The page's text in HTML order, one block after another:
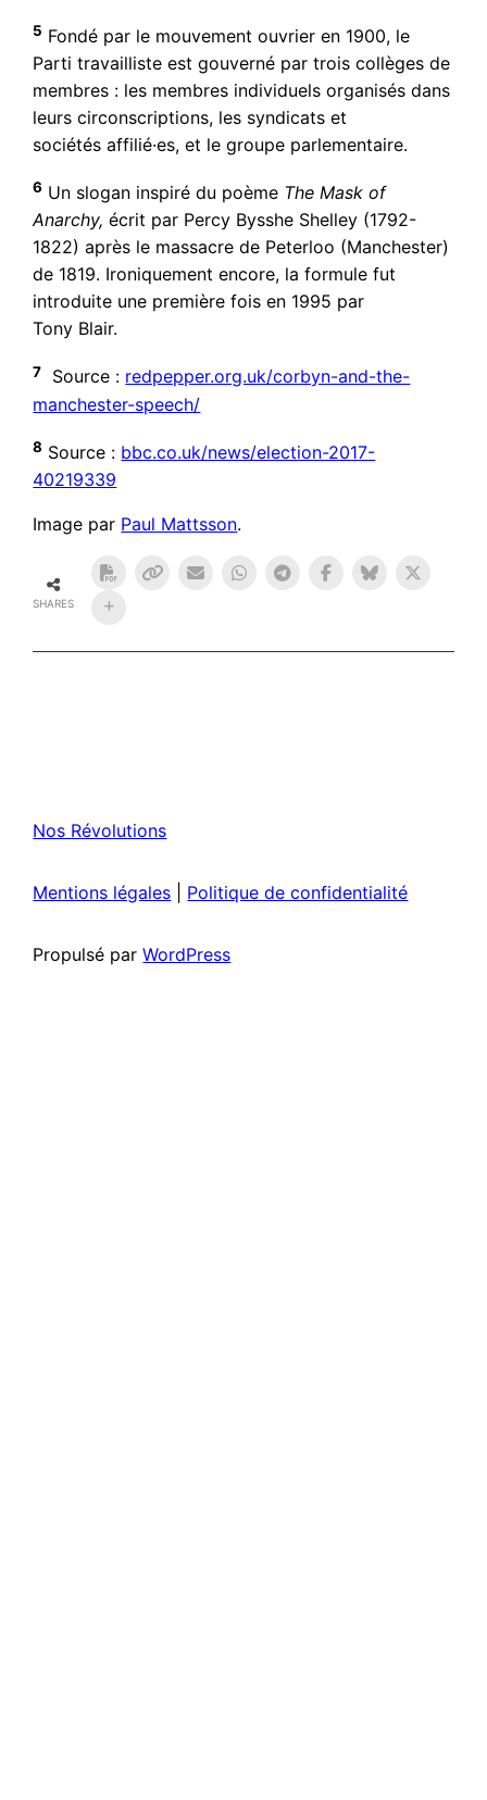
5 Fondé par le mouvement ouvrier en 1900, le
Parti travailliste est gouverné par trois collèges de
membres : les membres individuels organisés dans
leurs circonscriptions, les syndicats et
sociétés affilié·es, et le groupe parlementaire.
6 Un slogan inspiré du poème The Mask of
Anarchy, écrit par Percy Bysshe Shelley (1792-
1822) après le massacre de Peterloo (Manchester)
de 1819. Ironiquement encore, la formule fut
introduite une première fois en 1995 par
Tony Blair.
7 Source : redpepper.org.uk/corbyn-and-the-
manchester-speech/
8 Source : bbc.co.uk/news/election-2017-
40219339
Image par Paul Mattsson.
SHARES
Nos Révolutions
Mentions légales Politique de confidentialité
Propulsé parWordPress